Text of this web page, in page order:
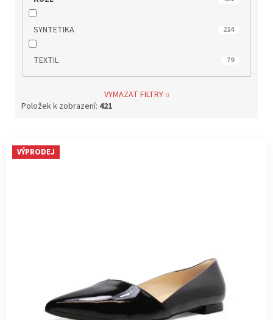
SYNTETIKA 214
TEXTIL 79
VYMAZAT FILTRY
Položek k zobrazení: 421
V VÝPRODEJ